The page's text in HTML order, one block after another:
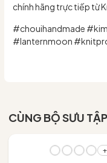
chính hãng trực tiếp từ
#chouihandmade
#lanternmoon
CÙNG BỘ SƯU TẬP